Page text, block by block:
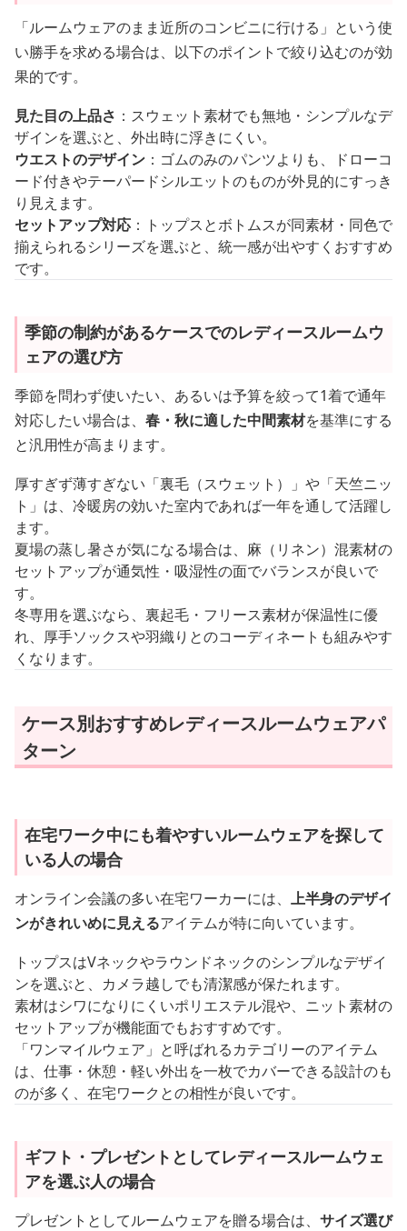
「ルームウェアのまま近所のコンビニに行ける」という使
い勝手を求める場合は、以下のポイントで絞り込むのが効
果的です。
見た目の上品さ ：スウェット素材でも無地・シンプルなデ
ザインを選ぶと、外出時に浮きにくい。
ウエストのデザイン ：ゴムのみのパンツよりも、ドローコ
ード付きやテーパードシルエットのものが外見的にすっき
り見えます。
セットアップ対応 ：トップスとボトムスが同素材・同色で
揃えられるシリーズを選ぶと、統一感が出やすくおすすめ
です。
季節の制約があるケースでのレディースルームウ
ェアの選び方
季節を問わず使いたい、あるいは予算を絞って1着で通年
対応したい場合は、 春・秋に適した中間素材を基準にする
と汎用性が高まります。
厚すぎず薄すぎない「裏毛（スウェット）」や「天竺ニッ
ト」は、冷暖房の効いた室内であれば一年を通して活躍し
ます。
夏場の蒸し暑さが気になる場合は、麻（リネン）混素材の
セットアップが通気性・吸湿性の面でバランスが良いで
す。
冬専用を選ぶなら、裏起毛・フリース素材が保温性に優
れ、厚手ソックスや羽織りとのコーディネートも組みやす
くなります。
ケース別おすすめレディースルームウェアパ
ターン
在宅ワーク中にも着やすいルームウェアを探して
いる人の場合
オンライン会議の多い在宅ワーカーには、 上半身のデザイ
ンがきれいめに見えるアイテムが特に向いています。
トップスはVネックやラウンドネックのシンプルなデザイ
ンを選ぶと、カメラ越しでも清潔感が保たれます。
素材はシワになりにくいポリエステル混や、ニット素材の
セットアップが機能面でもおすすめです。
「ワンマイルウェア」と呼ばれるカテゴリーのアイテム
は、仕事・休憩・軽い外出を一枚でカバーできる設計のも
のが多く、在宅ワークとの相性が良いです。
ギフト・プレゼントとしてレディースルームウェ
アを選ぶ人の場合
プレゼントとしてルームウェアを贈る場合は、 サイズ選び